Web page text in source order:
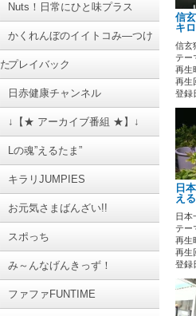
Nuts！日常にひと味プラス
かくれんぼのイイトコみ―つけ
たプレイバック
日赤健康チャンネル
↓【★ アーカイブ番組 ★】↓
Lの魂”えるたま”
キラリJUMPIES
お元気さまばんざい!!
スポっち
み～んなげんきっず！
ファファFUNTIME
信
キ
信玄
テー
再生
再生
登録
日
え
日
テー
再生
再生
登録